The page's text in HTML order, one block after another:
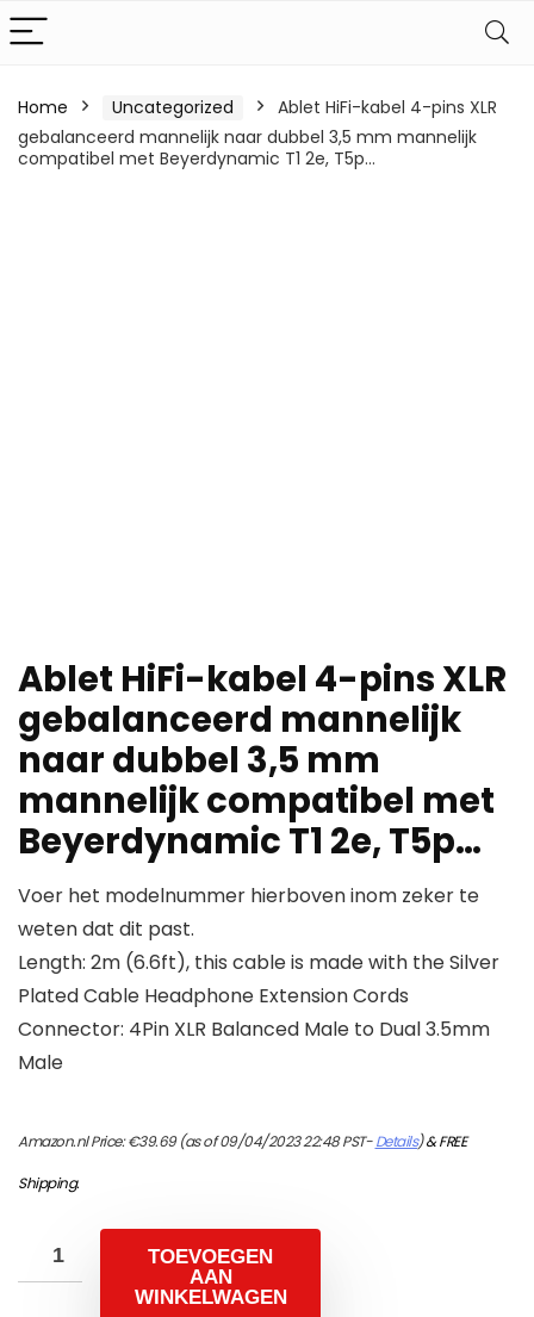
Home Uncategorized
Ablet HiFi-kabel 4-pins XLR
gebalanceerd mannelijk naar dubbel 3,5 mm mannelijk
compatibel met Beyerdynamic T1 2e, T5p…
Ablet HiFi-kabel 4-pins XLR
gebalanceerd mannelijk
naar dubbel 3,5 mm
mannelijk compatibel met
Beyerdynamic T1 2e, T5p…
Voer het modelnummer hierboven inom zeker te
weten dat dit past.
Length: 2m (6.6ft), this cable is made with the Silver
Plated Cable Headphone Extension Cords
Connector: 4Pin XLR Balanced Male to Dual 3.5mm
Male
Amazon.nl Price:€39.69(as of 09/04/2023 22:48 PST-Details)&FREE
Shipping.
TOEVOEGEN
AAN
WINKELWAGEN